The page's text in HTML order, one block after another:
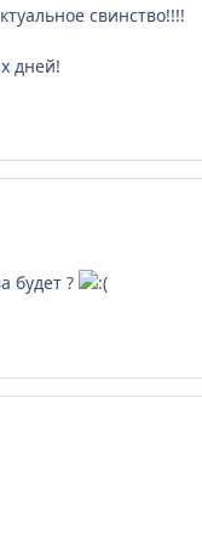
свинство!!!!
дней!
будет ?